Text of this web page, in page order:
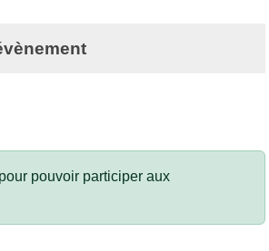
pour pouvoir participer aux